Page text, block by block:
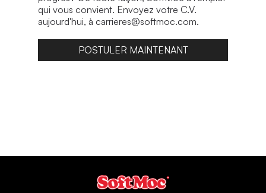
qui vous convient. Envoyez votre C.V.
aujourd'hui, à carrieres@softmoc.com.
POSTULER MAINTENANT